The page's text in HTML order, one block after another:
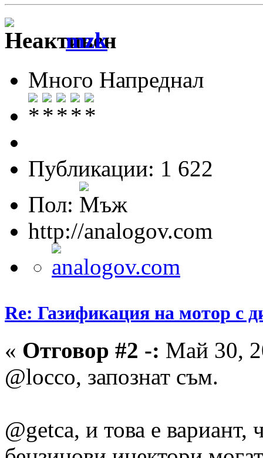
mzk
Много Напреднал
Публикации: 1 622
Пол:
http://analogov.com
Re: Газификация на мотор с
« Отговор #2 -: Май 30,
@locco, запознат съм.
@getca, и това е вариант,